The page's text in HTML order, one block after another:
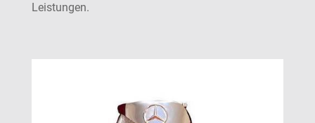
Leistungen.